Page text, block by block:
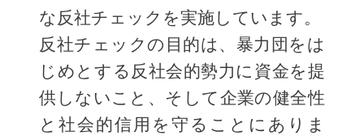
な反社チェックを実施しています。
反社チェックの目的は、暴力団をは
じめとする反社会的勢力に資金を提
供しないこと、そして企業の健全性
と社会的信用を守ることにありま